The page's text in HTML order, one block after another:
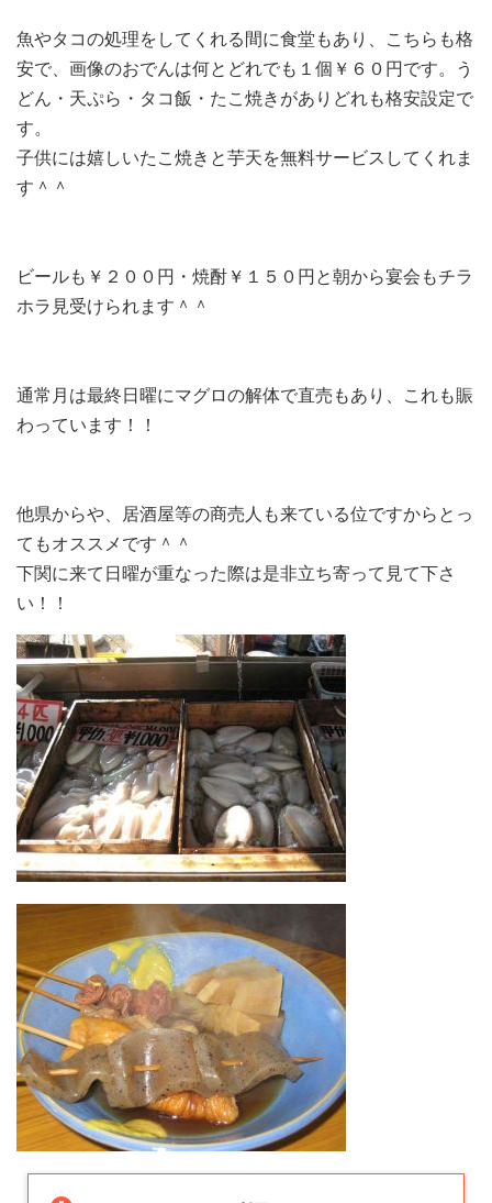
魚やタコの処理をしてくれる間に食堂もあり、こちらも格
安で、画像のおでんは何とどれでも１個￥６０円です。う
どん・天ぷら・タコ飯・たこ焼きがありどれも格安設定で
す。
子供には嬉しいたこ焼きと芋天を無料サービスしてくれま
す＾＾
ビールも￥２００円・焼酎￥１５０円と朝から宴会もチラ
ホラ見受けられます＾＾
通常月は最終日曜にマグロの解体で直売もあり、これも賑
わっています！！
他県からや、居酒屋等の商売人も来ている位ですからとっ
てもオススメです＾＾
下関に来て日曜が重なった際は是非立ち寄って見て下さ
い！！